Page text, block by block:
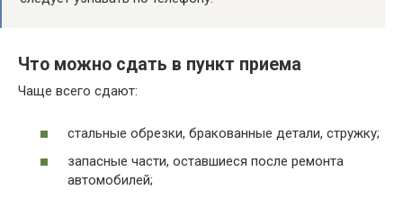
Что можно сдать в пункт приема
Чаще всего сдают:
стальные обрезки, бракованные детали, стружку;
запасные части, оставшиеся после ремонта
автомобилей;